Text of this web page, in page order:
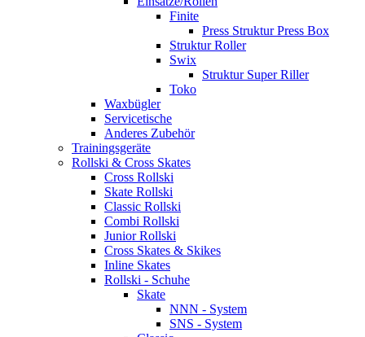
Finite
Press Struktur Press Box
Struktur Roller
Swix
Struktur Super Riller
Toko
Waxbügler
Servicetische
Anderes Zubehör
Trainingsgeräte
Rollski & Cross Skates
Cross Rollski
Skate Rollski
Classic Rollski
Combi Rollski
Junior Rollski
Cross Skates & Skikes
Inline Skates
Rollski - Schuhe
Skate
NNN - System
SNS - System